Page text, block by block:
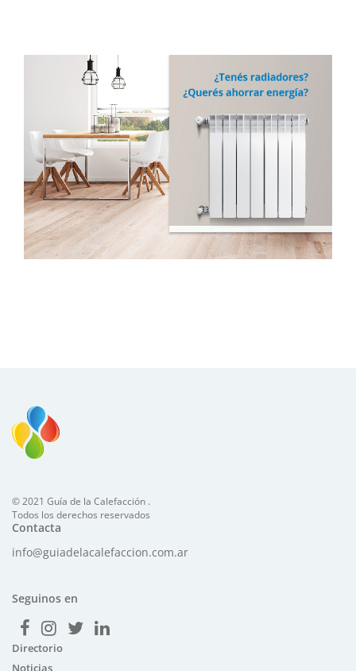
© 2021 Guía de la Calefacción .
Todos los derechos reservados
Contacta
info@guiadelacalefaccion.com.ar
Seguinos en
Directorio
Noticias